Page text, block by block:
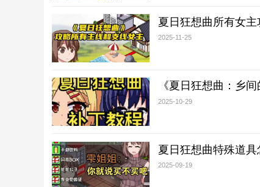
夏日狂想曲所有女
2025-11-25
《夏日狂想曲：乡
2025-10-29
夏日狂想曲特殊道具
2025-09-19